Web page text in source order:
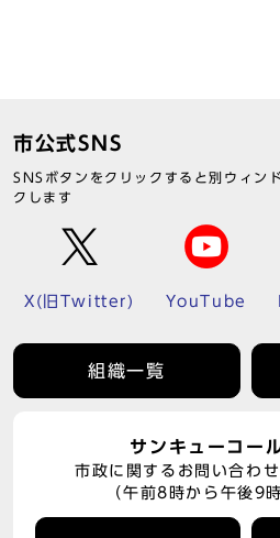
市公式SNS
SNSボタンをクリックすると別ウィン
クします
X(旧Twitter) YouTube
組織一覧
サンキューコー
市政に関するお問い合わ
（午前8時から午後9